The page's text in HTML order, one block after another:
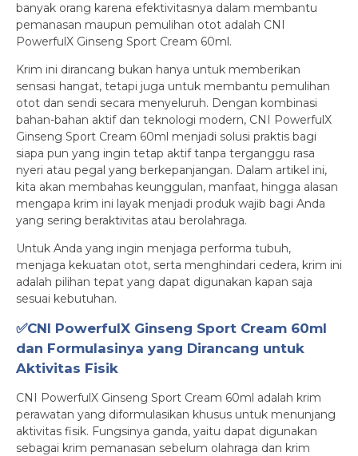
banyak orang karena efektivitasnya dalam membantu
pemanasan maupun pemulihan otot adalah CNI
PowerfulX Ginseng Sport Cream 60ml.
Krim ini dirancang bukan hanya untuk memberikan
sensasi hangat, tetapi juga untuk membantu pemulihan
otot dan sendi secara menyeluruh. Dengan kombinasi
bahan-bahan aktif dan teknologi modern, CNI PowerfulX
Ginseng Sport Cream 60ml menjadi solusi praktis bagi
siapa pun yang ingin tetap aktif tanpa terganggu rasa
nyeri atau pegal yang berkepanjangan. Dalam artikel ini,
kita akan membahas keunggulan, manfaat, hingga alasan
mengapa krim ini layak menjadi produk wajib bagi Anda
yang sering beraktivitas atau berolahraga.
Untuk Anda yang ingin menjaga performa tubuh,
menjaga kekuatan otot, serta menghindari cedera, krim ini
adalah pilihan tepat yang dapat digunakan kapan saja
sesuai kebutuhan.
✅CNI PowerfulX Ginseng Sport Cream 60ml
dan Formulasinya yang Dirancang untuk
Aktivitas Fisik
CNI PowerfulX Ginseng Sport Cream 60ml adalah krim
perawatan yang diformulasikan khusus untuk menunjang
aktivitas fisik. Fungsinya ganda, yaitu dapat digunakan
sebagai krim pemanasan sebelum olahraga dan krim